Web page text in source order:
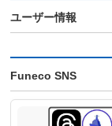
ユーザー情報
Funeco SNS